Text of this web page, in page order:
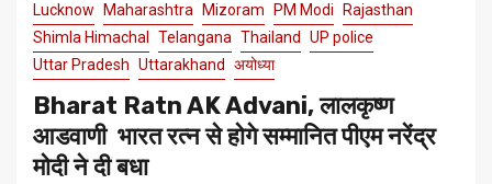
Lucknow
Maharashtra Mizoram PM Modi
Rajasthan
Shimla Himachal
Telangana Thailand
UP police
Uttar Pradesh Uttarakhand अयोध्या
Bharat Ratn AK Advani, लालकृष्ण
आडवाणी भारत रत्न से होगे सम्मानित पीएम नरेंद्र
मोदी ने दी बधा